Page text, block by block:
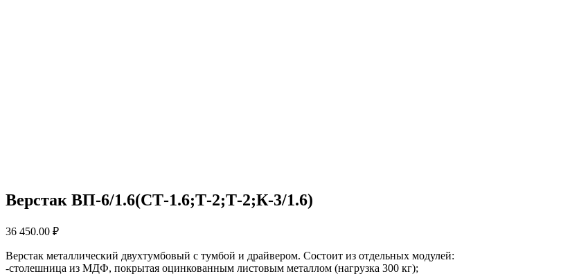
Верстак ВП-6/1.6(СТ-1.6;Т-2;Т-2;К-3/1.6)
36 450.00 ₽
Верстак металлический двухтумбовый с тумбой и драйвером. Состоит из отдельных модулей:
-столешница из МДФ, покрытая оцинкованным листовым металлом (нагрузка 300 кг);